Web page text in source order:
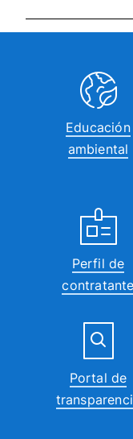
Educación
ambiental
Perfil de
contratante
Portal de